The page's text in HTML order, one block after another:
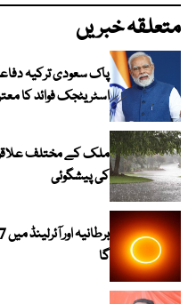
متعلقہ خبریں
پاک سعودی ترکیہ
اسٹریٹجک فوائد کا
ملک کے مختلف
کی پیشگوئی
گا